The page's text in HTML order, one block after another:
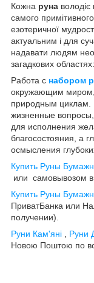
Кожна руна
самого
езотеричної
актуальним і для
надавати людям
загадкових
Работа с набором
окружающим миром,
природным циклам.
жизненные
для исполнения
благосостояния, а
осмысления
Купить Руны
или самовывозом
Купить Руны
ПриватБанка или
получении).
Руни Кам'яні , Руни
Новою Поштою по